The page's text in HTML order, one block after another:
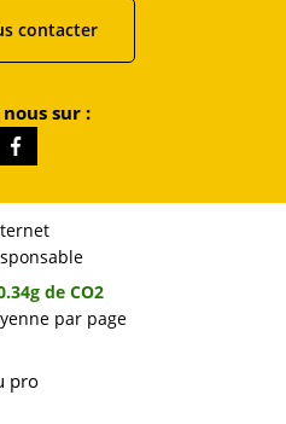
contacter
sur :
de CO2
par page
pro